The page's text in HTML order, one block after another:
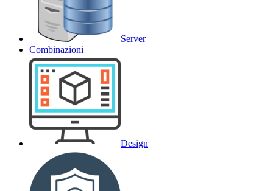
Server
Combinazioni
Design